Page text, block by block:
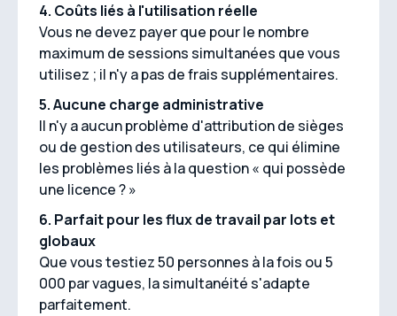
4. Coûts liés à l'utilisation réelle
Vous ne devez payer que pour le nombre
maximum de sessions simultanées que vous
utilisez ; il n'y a pas de frais supplémentaires.
5. Aucune charge administrative
Il n'y a aucun problème d'attribution de sièges
ou de gestion des utilisateurs, ce qui élimine
les problèmes liés à la question « qui possède
une licence ? »
6. Parfait pour les flux de travail par lots et
globaux
Que vous testiez 50 personnes à la fois ou 5
000 par vagues, la simultanéité s'adapte
parfaitement.